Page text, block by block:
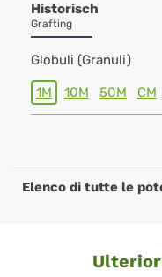
Historisch
Grafting
Globuli (Granuli)
1M 10M 50M CM
Elenco di tutte le